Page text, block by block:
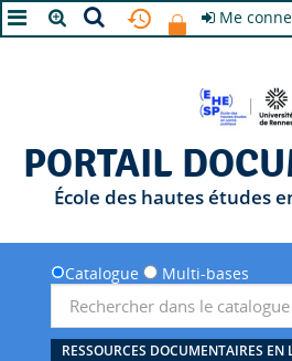
Me
PORTAIL
École des hautes études
Catalogue Multi-bases
RESSOURCES DOCUMENTAIRES EN